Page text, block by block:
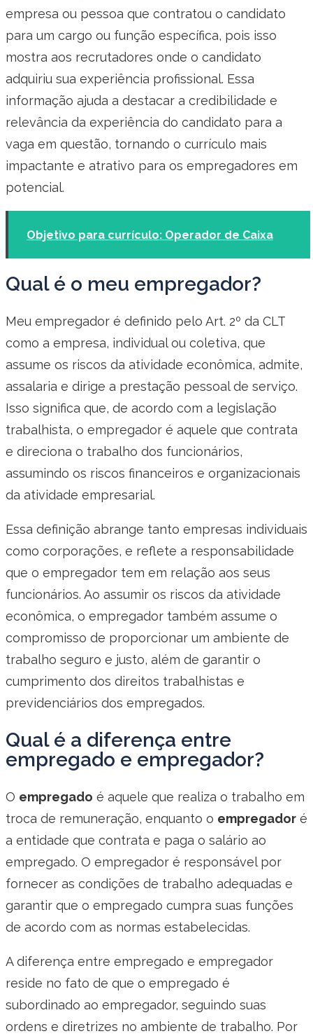
empresa ou pessoa que contratou o candidato
para um cargo ou função específica, pois isso
mostra aos recrutadores onde o candidato
adquiriu sua experiência profissional. Essa
informação ajuda a destacar a credibilidade e
relevância da experiência do candidato para a
vaga em questão, tornando o currículo mais
impactante e atrativo para os empregadores em
potencial.
Objetivo para currículo: Operador de Caixa
Qual é o meu empregador?
Meu empregador é definido pelo Art. 2º da CLT
como a empresa, individual ou coletiva, que
assume os riscos da atividade econômica, admite,
assalaria e dirige a prestação pessoal de serviço.
Isso significa que, de acordo com a legislação
trabalhista, o empregador é aquele que contrata
e direciona o trabalho dos funcionários,
assumindo os riscos financeiros e organizacionais
da atividade empresarial.
Essa definição abrange tanto empresas individuais
como corporações, e reflete a responsabilidade
que o empregador tem em relação aos seus
funcionários. Ao assumir os riscos da atividade
econômica, o empregador também assume o
compromisso de proporcionar um ambiente de
trabalho seguro e justo, além de garantir o
cumprimento dos direitos trabalhistas e
previdenciários dos empregados.
Qual é a diferença entre
empregado e empregador?
O empregado é aquele que realiza o trabalho em
troca de remuneração, enquanto o empregador é
a entidade que contrata e paga o salário ao
empregado. O empregador é responsável por
fornecer as condições de trabalho adequadas e
garantir que o empregado cumpra suas funções
de acordo com as normas estabelecidas.
A diferença entre empregado e empregador
reside no fato de que o empregado é
subordinado ao empregador, seguindo suas
ordens e diretrizes no ambiente de trabalho. Por